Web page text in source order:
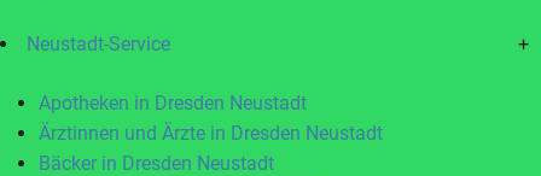
Neustadt-Service +
Apotheken in Dresden Neustadt
Ärztinnen und Ärzte in Dresden Neustadt
Bäcker in Dresden Neustadt